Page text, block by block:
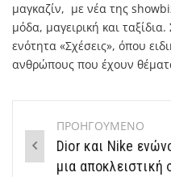
μαγκαζίν, με νέα της
μόδα, μαγειρική και
ενότητα «Σχέσεις», όπου
ανθρώπους που έχουν
Post
navigation
ΠΡΟΗΓΟΥΜΕΝΟ
Dior και Nike
μια αποκλειστική